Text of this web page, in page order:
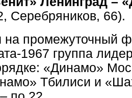
Серебряников, 66).
промежуточный
1967 группа
«Динамо»
Тбилиси и